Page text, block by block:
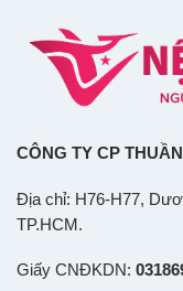
CÔNG TY CP
Địa chỉ: H76-H77,
TP.HCM.
Giấy CNĐKDN: